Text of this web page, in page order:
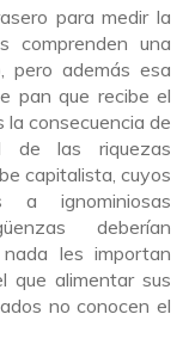
para medir la
comprenden una
pero además esa
pan que recibe el
la consecuencia de
de las riquezas
capitalista, cuyos
a ignominiosas
deberían
les importan
que alimentar sus
no conocen el